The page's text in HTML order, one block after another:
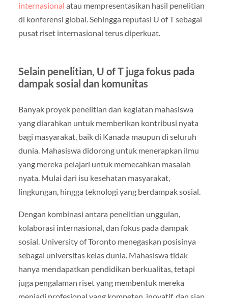
internasional atau mempresentasikan hasil penelitian
di konferensi global. Sehingga reputasi U of T sebagai
pusat riset internasional terus diperkuat.
Selain penelitian, U of T juga fokus pada
dampak sosial dan komunitas
Banyak proyek penelitian dan kegiatan mahasiswa
yang diarahkan untuk memberikan kontribusi nyata
bagi masyarakat, baik di Kanada maupun di seluruh
dunia. Mahasiswa didorong untuk menerapkan ilmu
yang mereka pelajari untuk memecahkan masalah
nyata. Mulai dari isu kesehatan masyarakat,
lingkungan, hingga teknologi yang berdampak sosial.
Dengan kombinasi antara penelitian unggulan,
kolaborasi internasional, dan fokus pada dampak
sosial. University of Toronto menegaskan posisinya
sebagai universitas kelas dunia. Mahasiswa tidak
hanya mendapatkan pendidikan berkualitas, tetapi
juga pengalaman riset yang membentuk mereka
menjadi profesional yang kompeten, inovatif, dan siap